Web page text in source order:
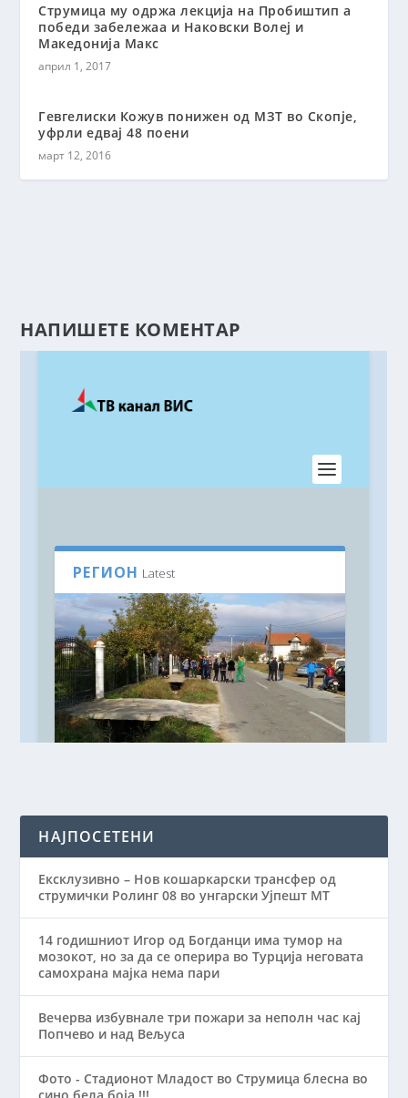
Струмица му одржа лекција на Пробиштип а
победи забележаа и Наковски Волеј и
Македонија Макс
април 1, 2017
Гевгелиски Кожув понижен од МЗТ во Скопје,
уфрли едвај 48 поени
март 12, 2016
НАПИШЕТЕ КОМЕНТАР
НАЈПОСЕТЕНИ
Ексклузивно – Нов кошаркарски трансфер од
струмички Ролинг 08 во унгарски Ујпешт МТ
14 годишниот Игор од Богданци има тумор на
мозокот, но за да се оперира во Турција неговата
самохрана мајка нема пари
Вечерва избувнале три пожари за неполн час кај
Попчево и над Вељуса
Фото - Стадионот Младост во Струмица блесна во